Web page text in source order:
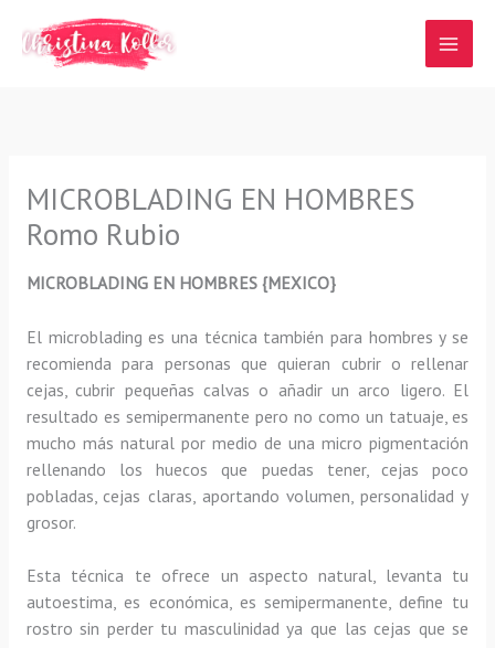
contenido
MICROBLADING EN HOMBRES
Romo Rubio
MICROBLADING EN HOMBRES {MEXICO}
El microblading es una técnica también para hombres y se
recomienda para personas que quieran cubrir o rellenar
cejas, cubrir pequeñas calvas o añadir un arco ligero.El
resultado es semipermanente pero no como un tatuaje, es
mucho más natural por medio de una micro pigmentación
rellenando los huecos que puedas tener, cejas poco
pobladas, cejas claras, aportando volumen, personalidad y
grosor.
Esta técnica te ofrece un aspecto natural, levanta tu
autoestima, es económica, es semipermanente, define tu
rostro sin perder tu masculinidad ya que las cejas que se